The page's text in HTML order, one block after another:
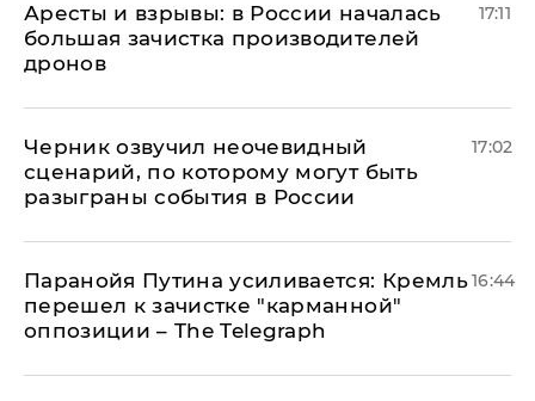
Аресты и взрывы: в России началась
большая зачистка производителей
дронов
17:11
Черник озвучил неочевидный
сценарий, по которому могут быть
разыграны события в России
17:02
Паранойя Путина усиливается: Кремль
перешел к зачистке "карманной"
оппозиции – The Telegraph
16:44